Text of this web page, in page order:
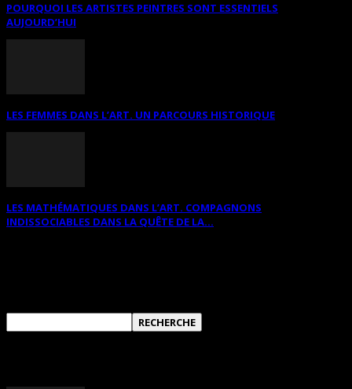
POURQUOI LES ARTISTES PEINTRES SONT ESSENTIELS
AUJOURD’HUI
LES FEMMES DANS L’ART. UN PARCOURS HISTORIQUE
LES MATHÉMATIQUES DANS L’ART. COMPAGNONS
INDISSOCIABLES DANS LA QUÊTE DE LA...